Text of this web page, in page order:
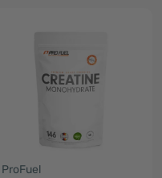
ProFuel